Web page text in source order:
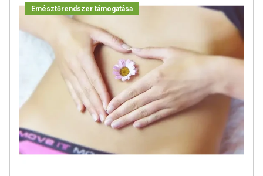
Emésztőrendszer támogatása